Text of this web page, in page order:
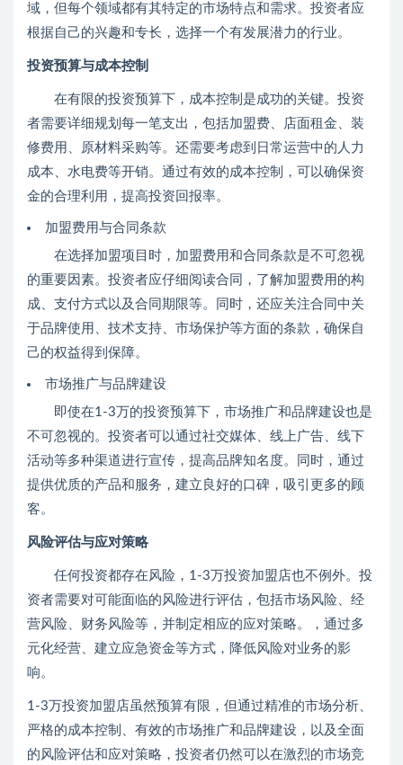
域，但每个领域都有其特定的市场特点和需求。投资者应
根据自己的兴趣和专长，选择一个有发展潜力的行业。
投资预算与成本控制
在有限的投资预算下，成本控制是成功的关键。投资
者需要详细规划每一笔支出，包括加盟费、店面租金、装
修费用、原材料采购等。还需要考虑到日常运营中的人力
成本、水电费等开销。通过有效的成本控制，可以确保资
金的合理利用，提高投资回报率。
加盟费用与合同条款
在选择加盟项目时，加盟费用和合同条款是不可忽视
的重要因素。投资者应仔细阅读合同，了解加盟费用的构
成、支付方式以及合同期限等。同时，还应关注合同中关
于品牌使用、技术支持、市场保护等方面的条款，确保自
己的权益得到保障。
市场推广与品牌建设
即使在1-3万的投资预算下，市场推广和品牌建设也是
不可忽视的。投资者可以通过社交媒体、线上广告、线下
活动等多种渠道进行宣传，提高品牌知名度。同时，通过
提供优质的产品和服务，建立良好的口碑，吸引更多的顾
客。
风险评估与应对策略
任何投资都存在风险，1-3万投资加盟店也不例外。投
资者需要对可能面临的风险进行评估，包括市场风险、经
营风险、财务风险等，并制定相应的应对策略。，通过多
元化经营、建立应急资金等方式，降低风险对业务的影
响。
1-3万投资加盟店虽然预算有限，但通过精准的市场分析、
严格的成本控制、有效的市场推广和品牌建设，以及全面
的风险评估和应对策略，投资者仍然可以在激烈的市场竞